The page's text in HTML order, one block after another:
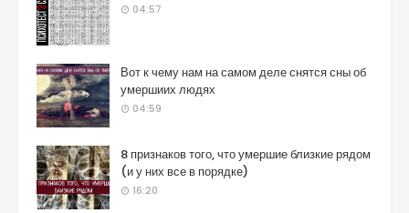
04:57
Вот к чему нам на самом деле снятся сны об
умершиих людях
04:59
8 признаков того, что умершие близкие рядом
(и у них все в порядке)
16:20